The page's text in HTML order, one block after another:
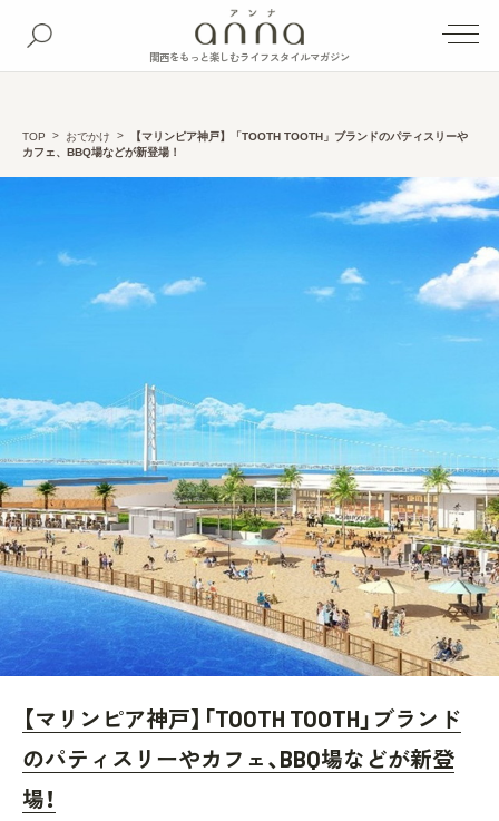
関西をもっと楽しむライフスタイルマガジン
TOP おでかけ
【マリンピア神戸】「TOOTH TOOTH」ブランドのパティスリーや
カフェ、BBQ場などが新登場！
【マリンピア神戸】「TOOTH TOOTH」ブランド
のパティスリーやカフェ、BBQ場などが新登
場！